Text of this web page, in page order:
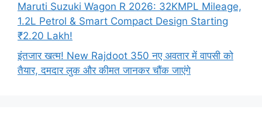
Maruti Suzuki Wagon R 2026: 32KMPL Mileage,
1.2L Petrol & Smart Compact Design Starting
₹2.20 Lakh!
इंतजार खत्म! New Rajdoot 350 नए अवतार में वापसी को
तैयार, दमदार लुक और कीमत जानकर चौंक जाएंगे